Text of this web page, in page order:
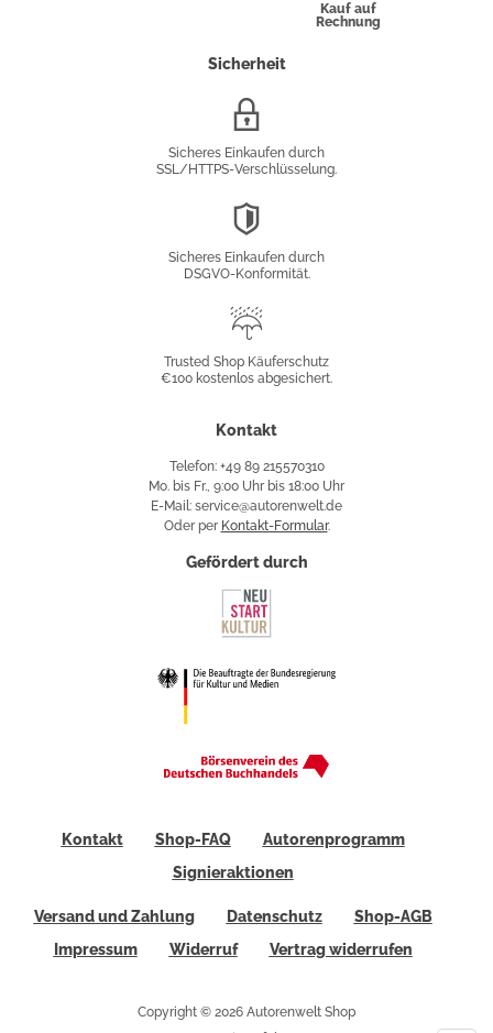
Kauf auf
Rechnung
Sicherheit
Sicheres Einkaufen durch
SSL/HTTPS-Verschlüsselung.
Sicheres Einkaufen durch
DSGVO-Konformität.
Käuferschutz
Trusted Shop Käuferschutz
€100 kostenlos abgesichert.
Kontakt
Telefon: +49 89 215570310
Mo. bis Fr., 9:00 Uhr bis 18:00 Uhr
E-Mail: service@autorenwelt.de
Oder per Kontakt-Formular.
Gefördert durch
Kontakt Shop-FAQ
Autorenprogramm
Signieraktionen
Versand und Zahlung Datenschutz
Shop-AGB
Impressum
Widerruf Vertrag widerrufen
Copyright © 2026 Autorenwelt Shop